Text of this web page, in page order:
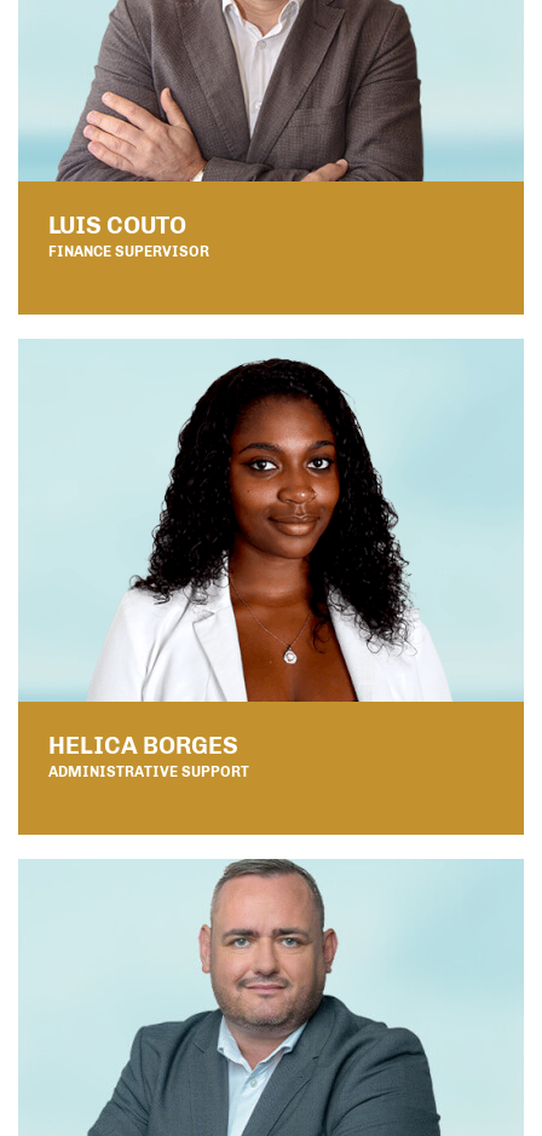
LUIS COUTO
FINANCE SUPERVISOR
HELICA BORGES
ADMINISTRATIVE SUPPORT